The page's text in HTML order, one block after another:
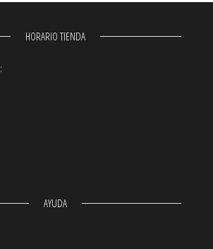
HORARIO TIENDA
:
AYUDA